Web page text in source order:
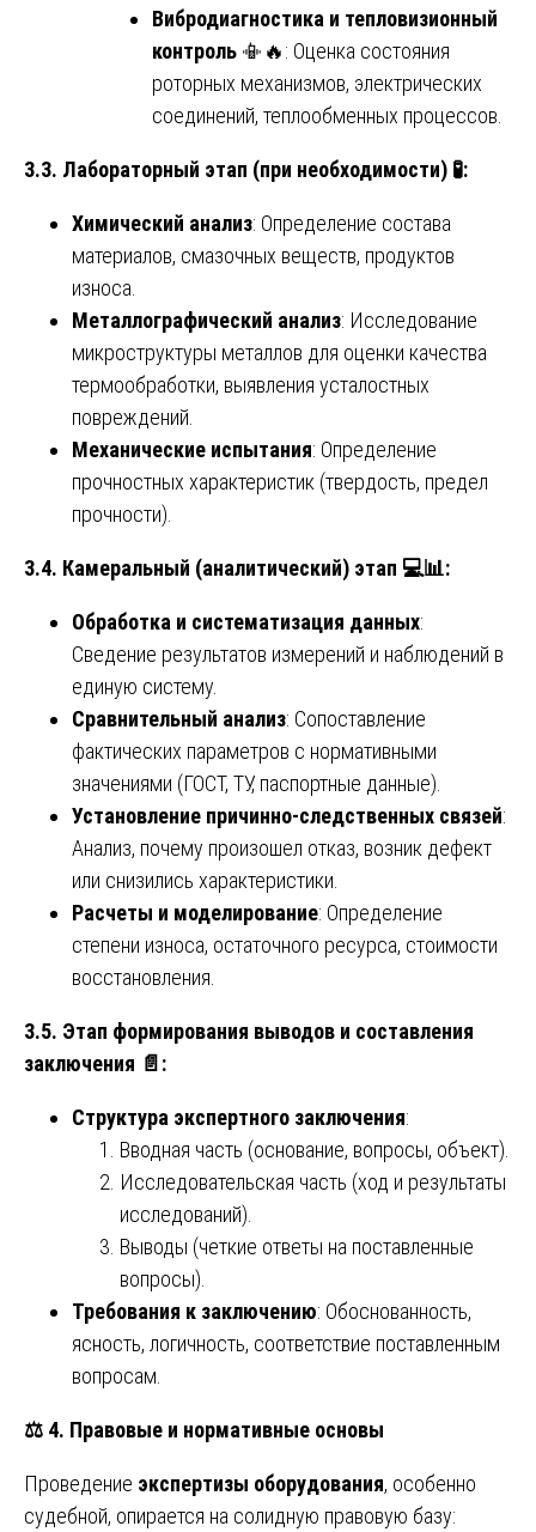
Вибродиагностика и тепловизионный
контроль 📳🔥: Оценка состояния
роторных механизмов, электрических
соединений, теплообменных процессов.
3.3. Лабораторный этап (при необходимости) 🧪:
Химический анализ: Определение состава
материалов, смазочных веществ, продуктов
износа.
Металлографический анализ: Исследование
микроструктуры металлов для оценки качества
термообработки, выявления усталостных
повреждений.
Механические испытания: Определение
прочностных характеристик (твердость, предел
прочности).
3.4. Камеральный (аналитический) этап 💻📊:
Обработка и систематизация данных:
Сведение результатов измерений и наблюдений в
единую систему.
Сравнительный анализ: Сопоставление
фактических параметров с нормативными
значениями (ГОСТ, ТУ, паспортные данные).
Установление причинно-следственных связей:
Анализ, почему произошел отказ, возник дефект
или снизились характеристики.
Расчеты и моделирование: Определение
степени износа, остаточного ресурса, стоимости
восстановления.
3.5. Этап формирования выводов и составления
заключения 📄:
Структура экспертного заключения:
Вводная часть (основание, вопросы, объект).
Исследовательская часть (ход и результаты
исследований).
Выводы (четкие ответы на поставленные
вопросы).
Требования к заключению: Обоснованность,
ясность, логичность, соответствие поставленным
вопросам.
⚖️ 4. Правовые и нормативные основы
Проведение экспертизы оборудования, особенно
судебной, опирается на солидную правовую базу: